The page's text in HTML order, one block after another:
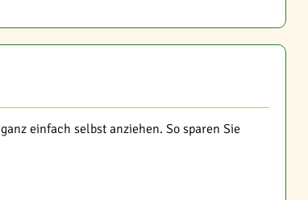
ganz einfach selbst anziehen. So sparen Sie